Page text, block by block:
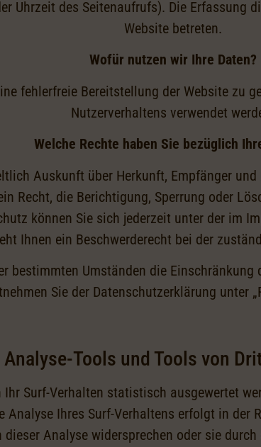
Uhrzeit des Seitenaufrufs). Die Erfassung
Website betreten.
Wofür nutzen wir Ihre Daten?
fehlerfreie Bereitstellung der Website zu
Nutzerverhaltens verwendet
Welche Rechte haben Sie bezüglich
Auskunft über Herkunft, Empfänger
Recht, die Berichtigung, Sperrung oder
können Sie sich jederzeit unter der im
Ihnen ein Beschwerderecht bei der
bestimmten Umständen die
Sie der Datenschutzerklärung unter
Analyse-Tools und Tools von
Ihr Surf-Verhalten statistisch ausgewertet
Analyse Ihres Surf-Verhaltens erfolgt in der
Analyse widersprechen oder sie